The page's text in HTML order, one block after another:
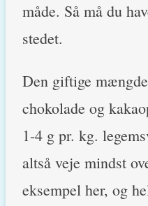
måde. Så må du
stedet.
Den giftige
chokolade og
1-4 g pr. kg.
altså veje mindst
eksempel her, og